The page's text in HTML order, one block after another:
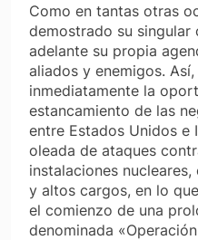
Como en tantas otras
demostrado su singular
adelante su propia
aliados y enemigos.
inmediatamente la
estancamiento de las
entre Estados Unidos e
oleada de ataques
instalaciones
y altos cargos, en lo
el comienzo de una
denominada